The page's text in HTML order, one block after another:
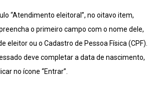
“Atendimento eleitoral”, no oitavo item,
o primeiro campo com o nome dele,
eleitor ou o Cadastro de Pessoa Física (CPF).
deve completar a data de nascimento,
no ícone “Entrar”.